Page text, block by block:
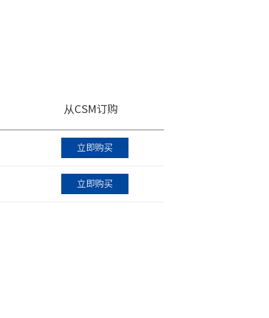
从CSM订购
立即购买
立即购买